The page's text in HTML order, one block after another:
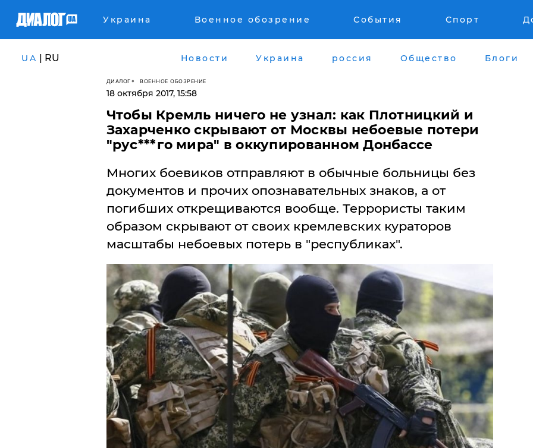
Украина Военное обозрение События Спорт
UA | RU Новости Украина россия Общество Блоги
ДИАЛОГ ВОЕННОЕ ОБОЗРЕНИЕ
18 октября 2017, 15:58
Чтобы Кремль ничего не узнал: как Плотницкий и
Захарченко скрывают от Москвы небоевые потери
"рус***го мира" в оккупированном Донбассе
Многих боевиков отправляют в обычные больницы без
документов и прочих опознавательных знаков, а от
погибших открещиваются вообще. Террористы таким
образом скрывают от своих кремлевских кураторов
масштабы небоевых потерь в "республиках".